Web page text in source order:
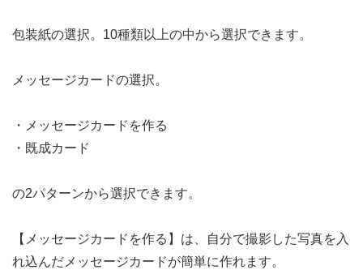
包装紙の選択。10種類以上の中から選択できます。
メッセージカードの選択。
・メッセージカードを作る
・既成カード
の2パターンから選択できます。
【メッセージカードを作る】は、自分で撮影した写真を入
れ込んだメッセージカードが簡単に作れます。